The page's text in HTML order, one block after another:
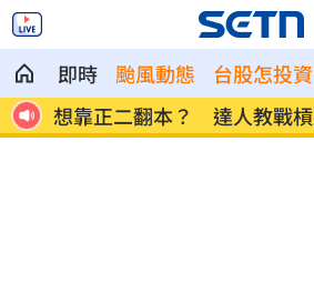
即時 颱風動態 台股怎投資
法
男同事追求不成跟騷偷拍 女
凌